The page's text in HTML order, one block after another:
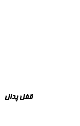
قفل پدال